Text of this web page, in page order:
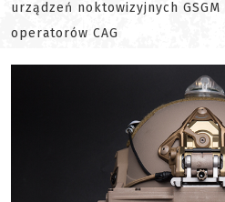
urządzeń noktowizyjnych GSGM
operatorów CAG